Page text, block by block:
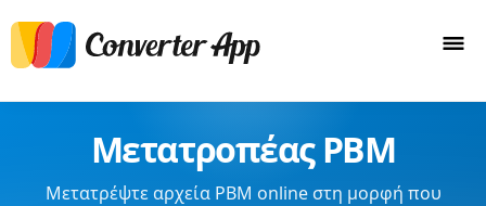
Μετατροπέας PBM
Μετατρέψτε αρχεία PBM online στη μορφή που